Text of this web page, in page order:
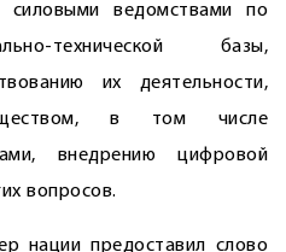
силовыми ведомствами по
технической базы,
их деятельности,
в том числе
внедрению цифровой
вопросов.
нации предоставил слово